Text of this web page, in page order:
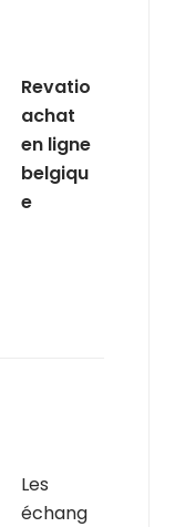
Revatio
achat
en ligne
belgiqu
e
Les
échang